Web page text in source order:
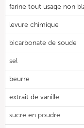
farine tout usage non
levure chimique
bicarbonate de soude
sel
beurre
extrait de vanille
sucre en poudre